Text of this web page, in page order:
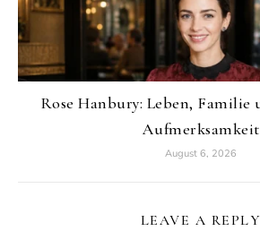
Rose Hanbury: Leben, Familie
Aufmerksamkeit
August 6, 2026
LEAVE A REPLY